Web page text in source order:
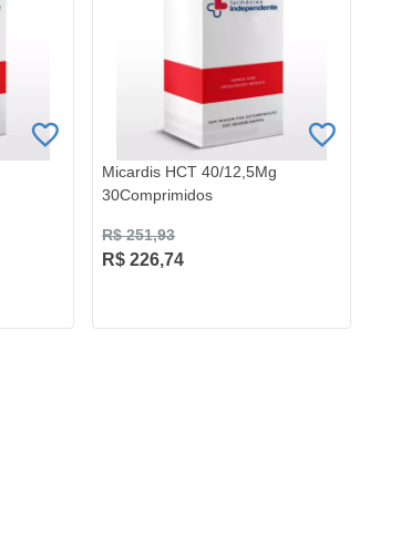
Micardis HCT 40/12,5Mg
30Comprimidos
R$ 251,93
R$ 226,74